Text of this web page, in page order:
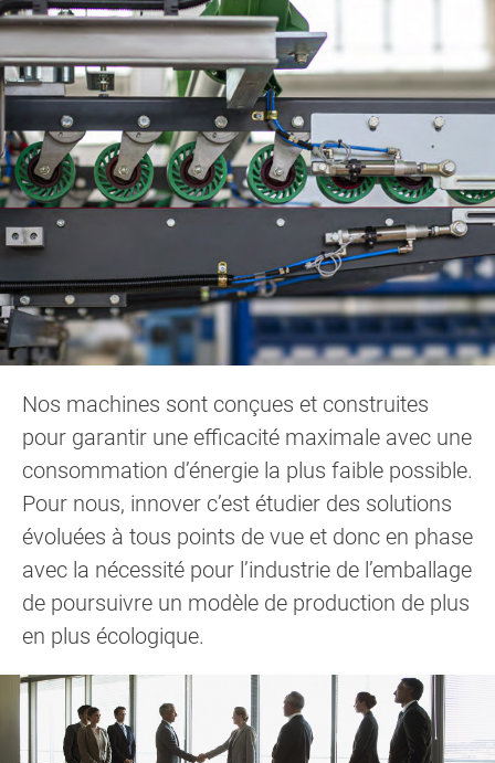
Nos machines sont conçues et construites
pour garantir une efficacité maximale avec une
consommation d’énergie la plus faible possible.
Pour nous, innover c’est étudier des solutions
évoluées à tous points de vue et donc en phase
avec la nécessité pour l’industrie de l’emballage
de poursuivre un modèle de production de plus
en plus écologique.